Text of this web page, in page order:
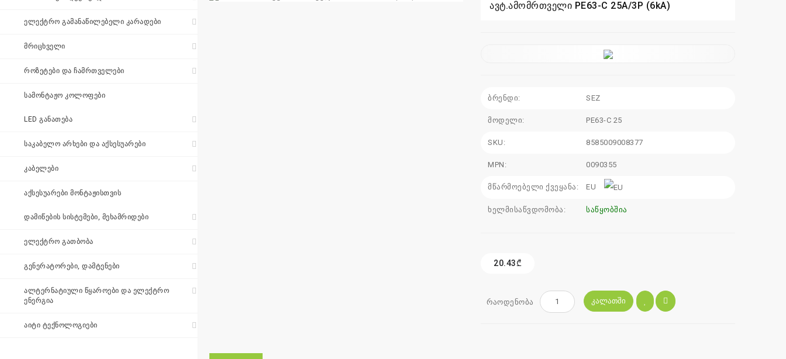
ᲙᲐᲢᲔᲒᲝᲠᲘᲔᲑᲘ ᲛᲗᲐᲕᲐᲠᲘ
თვის
+995 511 110
ᲔᲚᲔᲥᲢᲠᲝ ᲒᲐᲛᲐᲜᲐᲬᲘᲚᲔᲑᲔᲚᲘ ᲙᲐᲠᲐᲓᲔᲑᲘ
ᲛᲠᲘᲪᲮᲕᲔᲚᲘ
ᲠᲝᲖᲔᲢᲔᲑᲘ ᲓᲐ ᲩᲐᲛᲠᲗᲕᲔᲚᲔᲑᲘ
ᲡᲐᲛᲝᲜᲢᲐᲟᲝ ᲙᲝᲚᲝᲤᲔᲑᲘ
LED ᲒᲐᲜᲐᲗᲔᲑᲐ
ᲡᲐᲙᲐᲑᲔᲚᲝ ᲐᲠᲮᲔᲑᲘ ᲓᲐ ᲐᲥᲡᲔᲡᲣᲐᲠᲔᲑᲘ
ᲙᲐᲑᲔᲚᲔᲑᲘ
ᲐᲥᲡᲔᲡᲣᲐᲠᲔᲑᲘ ᲛᲝᲜᲢᲐᲟᲘᲡᲗᲕᲘᲡ
ᲓᲐᲛᲘᲬᲔᲑᲘᲡ ᲡᲘᲡᲢᲔᲛᲔᲑᲘ, ᲛᲔᲮᲐᲛᲠᲘᲓᲔᲑᲘ
ᲔᲚᲔᲥᲢᲠᲝ ᲒᲐᲗᲑᲝᲑᲐ
ᲒᲔᲜᲔᲠᲐᲢᲝᲠᲔᲑᲘ, ᲓᲐᲛᲢᲔᲜᲔᲑᲘ
ᲐᲚᲢᲔᲠᲜᲐᲢᲘᲣᲚᲘ ᲬᲧᲐᲠᲝᲔᲑᲘ ᲓᲐ ᲔᲚᲔᲥᲢᲠᲝ
ᲔᲜᲔᲠᲒᲘᲐ
ᲐᲘᲢᲘ ᲢᲔᲥᲜᲝᲚᲝᲒᲘᲔᲑᲘ
ავტ.ამომრთველი PE63-C 25A/3P (6kA)
ბრენდი: SEZ
მოდელი: PE63-C 25
SKU: 8585009008377
MPN: 0090355
მწარმოებელი ქვეყანა: EU
ხელმისაწვდომობა: საწყობშია
20.43₾
რაოდენობა ᲙᲐᲚᲐᲗᲨᲘ